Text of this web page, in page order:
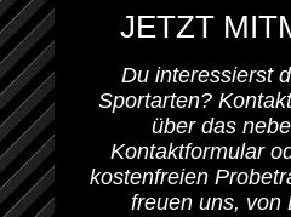
JETZT
Du interessierst
Sportarten?
über das
Kontaktformular
kostenfreien
freuen uns, von